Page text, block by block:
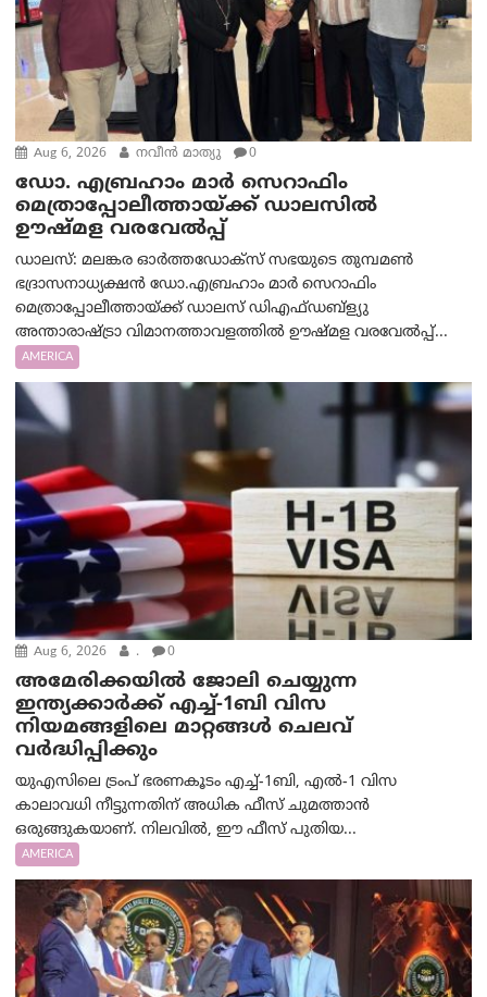
Aug 6, 2026 നവീൻ മാത്യു 0
ഡോ. എബ്രഹാം മാർ സെറാഫിം
മെത്രാപ്പോലീത്തായ്ക്ക് ഡാലസിൽ
ഊഷ്മള വരവേൽപ്പ്
ഡാലസ്: മലങ്കര ഓർത്തഡോക്സ് സഭയുടെ തുമ്പമൺ
ഭദ്രാസനാധ്യക്ഷൻ ഡോ.എബ്രഹാം മാർ സെറാഫിം
മെത്രാപ്പോലീത്തായ്ക്ക് ഡാലസ് ഡിഎഫ്ഡബ്ള്യു
അന്താരാഷ്ട്രാ വിമാനത്താവളത്തിൽ ഊഷ്മള വരവേൽപ്പ്...
AMERICA
Aug 6, 2026 . 0
അമേരിക്കയില്‍ ജോലി ചെയ്യുന്ന
ഇന്ത്യക്കാർക്ക് എച്ച്-1ബി വിസ
നിയമങ്ങളിലെ മാറ്റങ്ങൾ ചെലവ്
വർദ്ധിപ്പിക്കും
യുഎസിലെ ട്രംപ് ഭരണകൂടം എച്ച്-1ബി, എൽ-1 വിസ
കാലാവധി നീട്ടുന്നതിന് അധിക ഫീസ് ചുമത്താൻ
ഒരുങ്ങുകയാണ്. നിലവിൽ, ഈ ഫീസ് പുതിയ...
AMERICA